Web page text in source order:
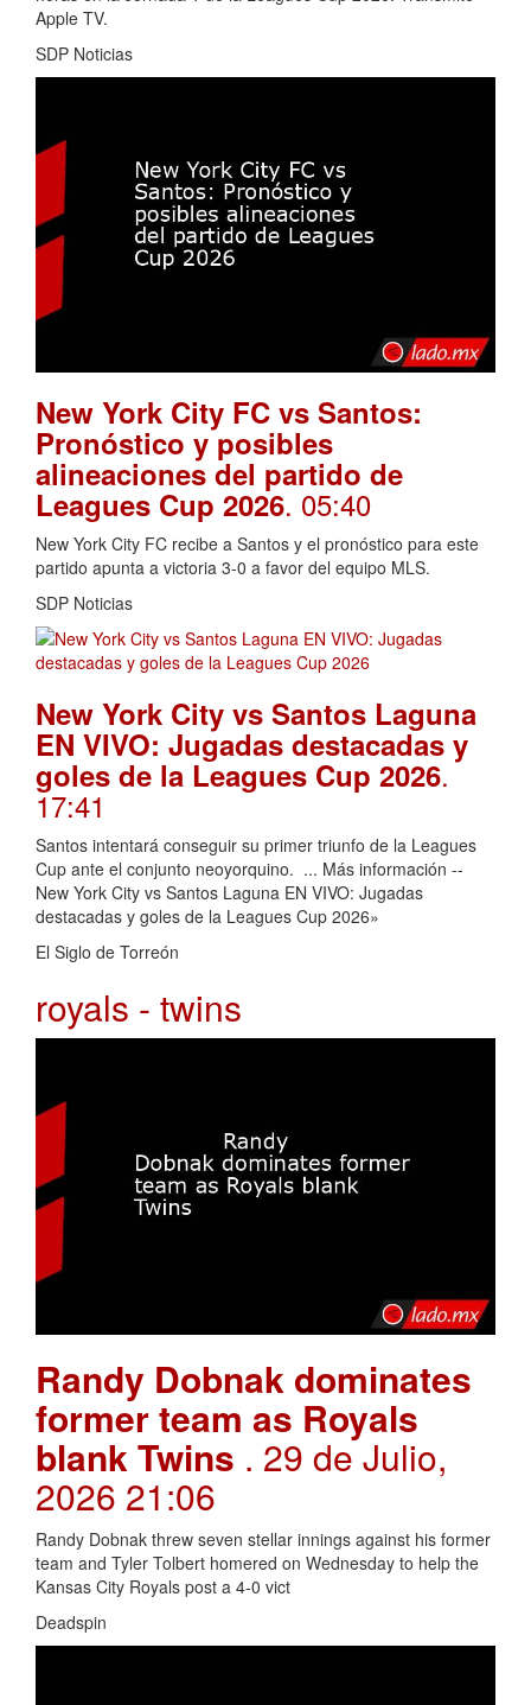
Apple TV.
SDP Noticias
New York City FC vs Santos:
Pronóstico y posibles
alineaciones del partido de
Leagues Cup 2026. 05:40
New York City FC recibe a Santos y el pronóstico para este
partido apunta a victoria 3-0 a favor del equipo MLS.
SDP Noticias
New York City vs Santos Laguna
EN VIVO: Jugadas destacadas y
goles de la Leagues Cup 2026.
17:41
Santos intentará conseguir su primer triunfo de la Leagues
Cup ante el conjunto neoyorquino. ... Más información --
New York City vs Santos Laguna EN VIVO: Jugadas
destacadas y goles de la Leagues Cup 2026»
El Siglo de Torreón
royals - twins
Randy Dobnak dominates
former team as Royals
blank Twins . 29 de Julio,
2026 21:06
Randy Dobnak threw seven stellar innings against his former
team and Tyler Tolbert homered on Wednesday to help the
Kansas City Royals post a 4-0 vict
Deadspin